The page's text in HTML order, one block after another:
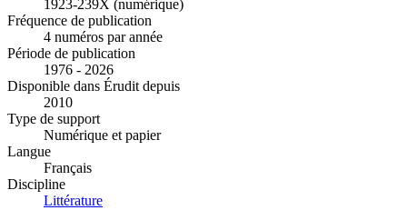
1923-239X (numérique)
Fréquence de publication
4 numéros par année
Période de publication
1976 - 2026
Disponible dans Érudit depuis
2010
Type de support
Numérique et papier
Langue
Français
Discipline
Littérature